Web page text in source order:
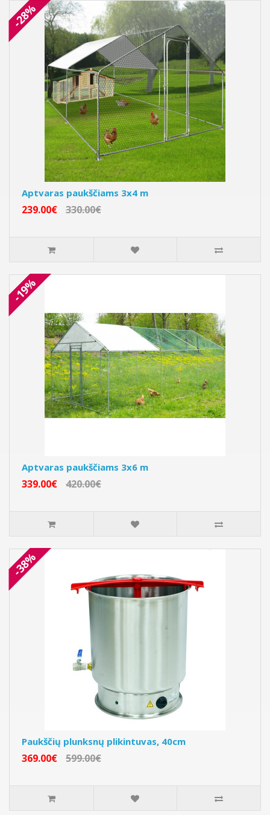
-28%
Aptvaras paukščiams 3x4 m
239.00€ 330.00€
-19%
Aptvaras paukščiams 3x6 m
339.00€ 420.00€
-38%
Paukščių plunksnų plikintuvas, 40cm
369.00€ 599.00€